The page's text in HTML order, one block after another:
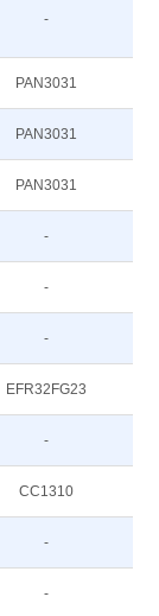
-
PAN3031
PAN3031
PAN3031
-
-
-
EFR32FG23
-
CC1310
-
-